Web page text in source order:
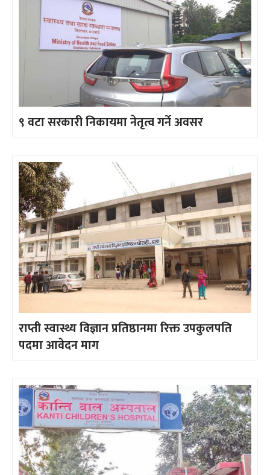
९ वटा सरकारी निकायमा नेतृत्व गर्ने अवसर
राप्ती स्वास्थ्य विज्ञान प्रतिष्ठानमा रिक्त उपकुलपति
पदमा आवेदन माग